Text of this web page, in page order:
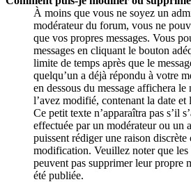
À moins que vous ne soyez un
modérateur du forum, vous ne
que vos propres messages. Vous
messages en cliquant le bouton
limite de temps après que le
quelqu’un a déjà répondu à votre
en dessous du message affichera
l’avez modifié, contenant la date
Ce petit texte n’apparaîtra pas s’il
effectuée par un modérateur ou un
puissent rédiger une raison discrète
modification. Veuillez noter que
peuvent pas supprimer leur propre
été publiée.